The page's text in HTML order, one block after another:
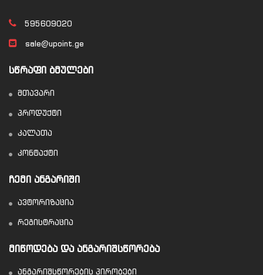
595609020
sale@upoint.ge
ᲡᲬᲠᲐᲤᲘ ᲑᲛᲣᲚᲔᲑᲘ
მთავარი
პროდუქტი
კალათა
კონტაქტი
ᲩᲔᲛᲘ ᲐᲜᲒᲐᲠᲘᲨᲘ
ავტორიზაცია
რეგისტრაცია
ᲛᲘᲬᲝᲓᲔᲑᲐ ᲓᲐ ᲐᲜᲒᲐᲠᲘᲨᲡᲬᲝᲠᲔᲑᲐ
ანგარიშსწორების პირობები